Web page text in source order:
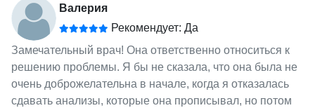
Валерия
Рекомендует: Да
Замечательный врач! Она ответственно относиться к
решению проблемы. Я бы не сказала, что она была не
очень доброжелательна в начале, когда я отказалась
сдавать анализы, которые она прописывал, но потом